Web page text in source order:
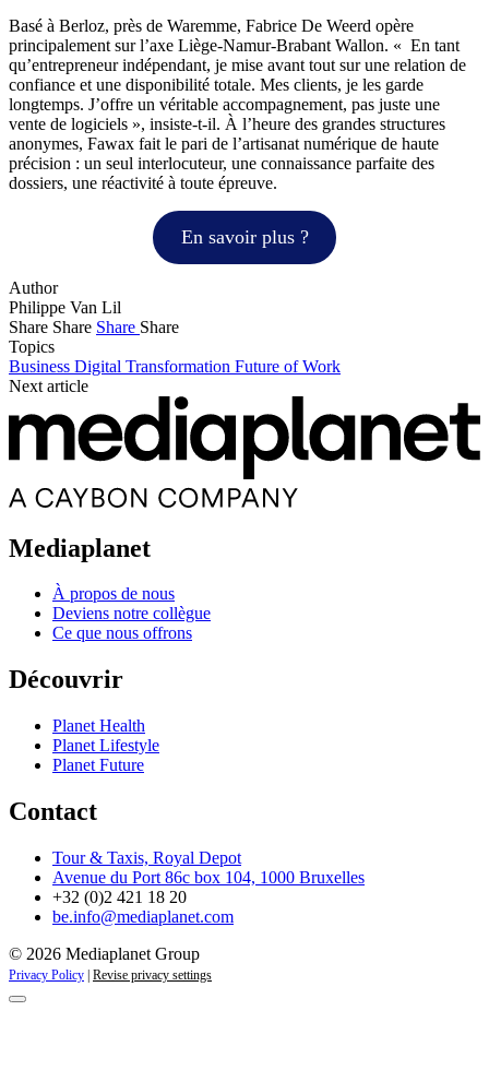
Basé à Berloz, près de Waremme, Fabrice De Weerd opère
principalement sur l’axe Liège-Namur-Brabant Wallon. « En tant
qu’entrepreneur indépendant, je mise avant tout sur une relation de
confiance et une disponibilité totale. Mes clients, je les garde
longtemps. J’offre un véritable accompagnement, pas juste une
vente de logiciels », insiste-t-il. À l’heure des grandes structures
anonymes, Fawax fait le pari de l’artisanat numérique de haute
précision : un seul interlocuteur, une connaissance parfaite des
dossiers, une réactivité à toute épreuve.
En savoir plus ?
Author
Philippe Van Lil
Share Share Share Share
Topics
Business Digital Transformation Future of Work
Next article
Mediaplanet
À propos de nous
Deviens notre collègue
Ce que nous offrons
Découvrir
Planet Health
Planet Lifestyle
Planet Future
Contact
Tour & Taxis, Royal Depot
Avenue du Port 86c box 104, 1000 Bruxelles
+32 (0)2 421 18 20
be.info@mediaplanet.com
© 2026 Mediaplanet Group
Privacy Policy Revise privacy settings